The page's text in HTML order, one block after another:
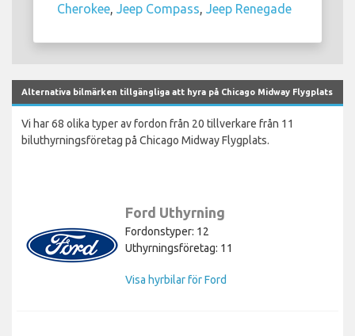
Cherokee
Jeep Compass Jeep Renegade
Alternativa bilmärken tillgängliga att hyra på Chicago Midway Flygplats
Vi har 68 olika typer av fordon från 20 tillverkare från 11
biluthyrningsföretag på Chicago Midway Flygplats.
Ford Uthyrning
Fordonstyper: 12
Uthyrningsföretag: 11
Visa hyrbilar för Ford